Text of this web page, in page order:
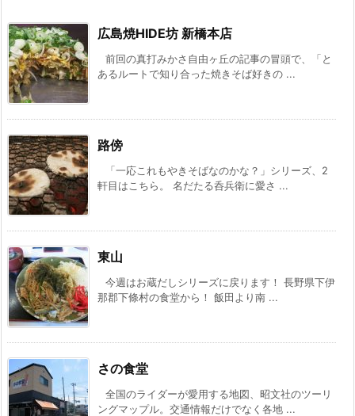
広島焼HIDE坊 新橋本店
前回の真打みかさ自由ヶ丘の記事の冒頭で、「と
あるルートで知り合った焼きそば好きの ...
路傍
「一応これもやきそばなのかな？」シリーズ、2
軒目はこちら。 名だたる呑兵衛に愛さ ...
東山
今週はお蔵だしシリーズに戻ります！ 長野県下伊
那郡下條村の食堂から！ 飯田より南 ...
さの食堂
全国のライダーが愛用する地図、昭文社のツーリ
ングマップル。交通情報だけでなく各地 ...